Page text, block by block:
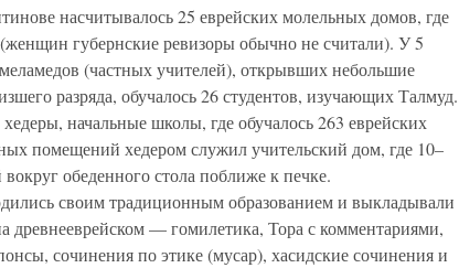
насчитывалось 25 еврейских молельных домов, где
губернские ревизоры обычно не считали). У 5
(частных учителей), открывших небольшие
разряда, обучалось 26 студентов, изучающих Талмуд.
начальные школы, где обучалось 263 еврейских
помещений хедером служил учительский дом, где 10–
обеденного стола поближе к печке.
своим традиционным образованием и выкладывали
древнееврейском — гомилетика, Тора с комментариями,
сочинения по этике (мусар), хасидские сочинения и